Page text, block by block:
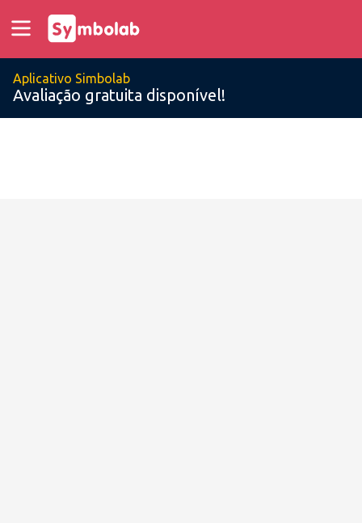
Aplicativo Simbolab
Avaliação gratuita disponível!